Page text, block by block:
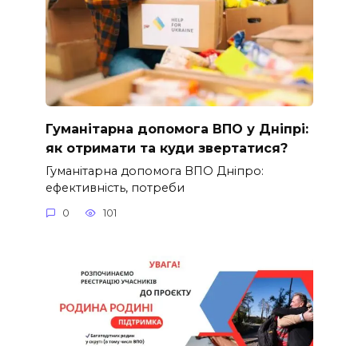
Гуманітарна допомога ВПО у Дніпрі:
як отримати та куди звертатися?
Гуманітарна допомога ВПО Дніпро:
ефективність, потреби
0 101